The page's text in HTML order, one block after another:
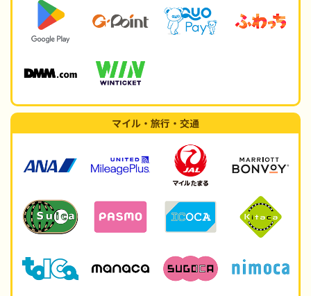
マイル・旅行・交通